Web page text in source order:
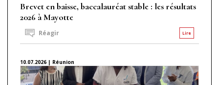
Brevet en baisse, baccalauréat stable : les résultats
2026 à Mayotte
Lire
Réagir
10.07.2026 | Réunion